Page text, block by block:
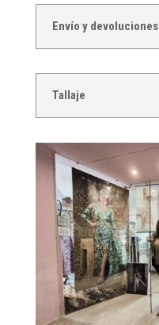
Envío y devoluciones
Tallaje